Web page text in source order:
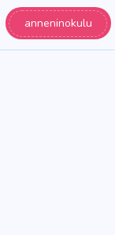
anneninokulu